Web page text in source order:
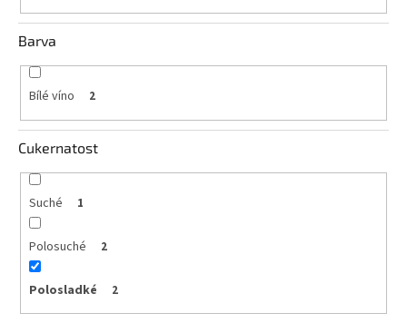
Vína
jakosti
Víno
podle
obsahu
cukru
Dárkové
balení
vína
Delikatesy
vínu
Barva
Bílé víno 2
Cukernatost
Suché 1
Polosuché 2
Polosladké 2